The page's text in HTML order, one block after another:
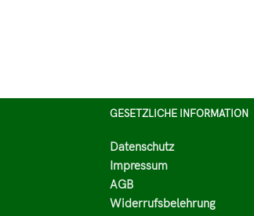
GESETZLICHE INFORMATION
Datenschutz
Impressum
AGB
Widerrufsbelehrung